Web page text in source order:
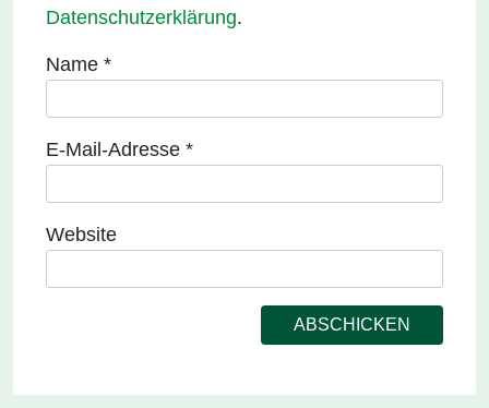
Datenschutzerklärung.
Name *
E-Mail-Adresse *
Website